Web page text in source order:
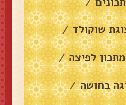
שוקולד /
מתכון לפיצה /
בחושה /